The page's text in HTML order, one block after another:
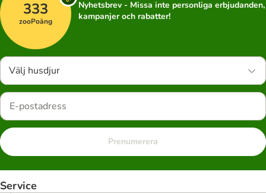
333
zooPoäng
Nyhetsbrev - Missa inte personliga erbjudanden,
kampanjer och rabatter!
Välj husdjur
Prenumerera
Service